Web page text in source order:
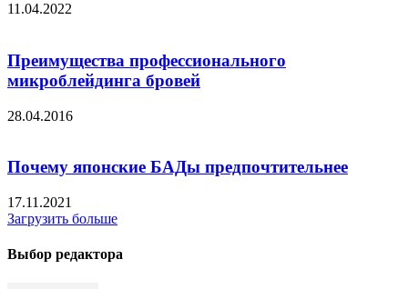
11.04.2022
Преимущества профессионального
микроблейдинга бровей
28.04.2016
Почему японские БАДы предпочтительнее
17.11.2021
Загрузить больше
Выбор редактора